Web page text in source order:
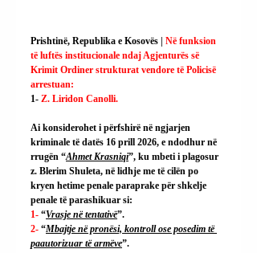
Prishtinë, Republika e Kosovës | Në funksion
të luftës institucionale ndaj Agjenturës së
Krimit Ordiner strukturat vendore të Policisë
arrestuan:
1- Z. Liridon Canolli.
Ai konsiderohet i përfshirë në ngjarjen
kriminale të datës 16 prill 2026, e ndodhur në
rrugën “Ahmet Krasniqi”, ku mbeti i plagosur
z. Blerim Shuleta, në lidhje me të cilën po
kryen hetime penale paraprake për shkelje
penale të parashikuar si:
1- “Vrasje në tentativë”.
2- “Mbajtje në pronësi, kontroll ose posedim të
paautorizuar të armëve”.